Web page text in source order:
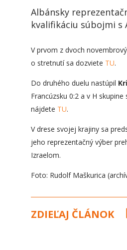
Albánsky
kvalifikáciu súbojmi s
V prvom z dvoch
o stretnutí sa dozviete TU.
Do druhého duelu nastúpil
Francúzsku 0:2 a v H
nájdete TU.
V drese svojej krajiny sa
jeho reprezentačný výber
Izraelom.
Foto: Rudolf Maškurica
ZDIEĽAJ ČLÁNOK